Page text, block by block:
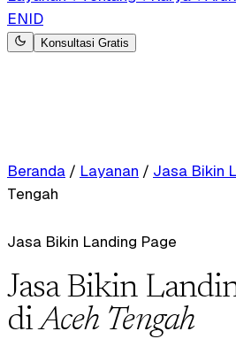
ENID
Konsultasi Gratis
Beranda / Layanan / Jasa Bikin
Tengah
Jasa Bikin Landing Page
Jasa Bikin
diAceh Tengah